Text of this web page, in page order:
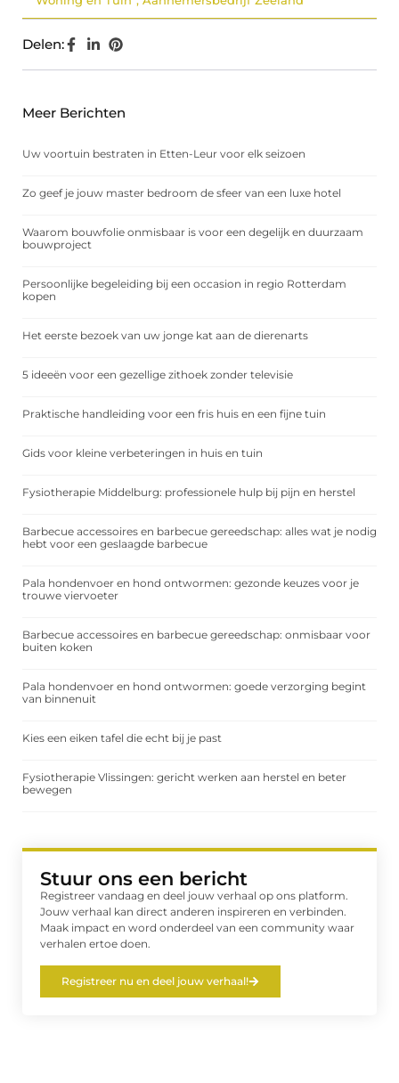
Delen:
Meer Berichten
Uw voortuin bestraten in Etten-Leur voor elk seizoen
Zo geef je jouw master bedroom de sfeer van een luxe hotel
Waarom bouwfolie onmisbaar is voor een degelijk en duurzaam
bouwproject
Persoonlijke begeleiding bij een occasion in regio Rotterdam
kopen
Het eerste bezoek van uw jonge kat aan de dierenarts
5 ideeën voor een gezellige zithoek zonder televisie
Praktische handleiding voor een fris huis en een fijne tuin
Gids voor kleine verbeteringen in huis en tuin
Fysiotherapie Middelburg: professionele hulp bij pijn en herstel
Barbecue accessoires en barbecue gereedschap: alles wat je nodig
hebt voor een geslaagde barbecue
Pala hondenvoer en hond ontwormen: gezonde keuzes voor je
trouwe viervoeter
Barbecue accessoires en barbecue gereedschap: onmisbaar voor
buiten koken
Pala hondenvoer en hond ontwormen: goede verzorging begint
van binnenuit
Kies een eiken tafel die echt bij je past
Fysiotherapie Vlissingen: gericht werken aan herstel en beter
bewegen
Stuur ons een bericht
Registreer vandaag en deel jouw verhaal op ons platform.
Jouw verhaal kan direct anderen inspireren en verbinden.
Maak impact en word onderdeel van een community waar
verhalen ertoe doen.
Registreer nu en deel jouw verhaal!